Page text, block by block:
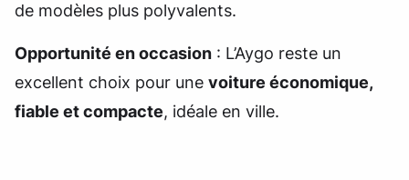
de modèles plus polyvalents.
Opportunité en occasion : L’Aygo reste un
excellent choix pour une voiture économique,
fiable et compacte, idéale en ville.